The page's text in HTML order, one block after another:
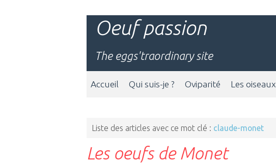
Oeuf passion
The eggs'traordinary site
Accueil Qui suis-je ? Oviparité Les oiseaux
Liste des articles avec ce mot clé : claude-monet
Les oeufs de Monet